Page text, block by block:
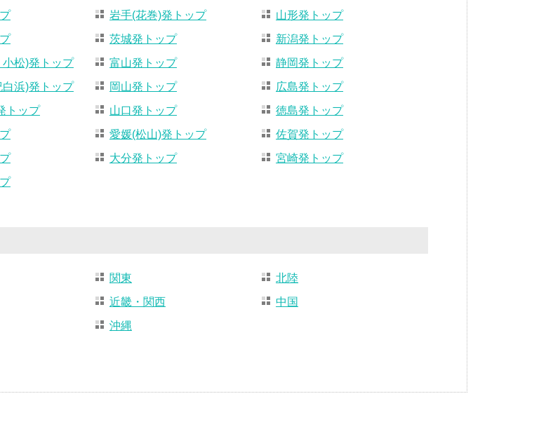
岩手(花巻)発トップ
山形発トップ
茨城発トップ
新潟発トップ
松)発トップ 富山発トップ
静岡発トップ
浜)発トップ 岡山発トップ
広島発トップ
トップ 山口発トップ
徳島発トップ
愛媛(松山)発トップ
佐賀発トップ
大分発トップ
宮崎発トップ
関東
北陸
近畿・関西
中国
沖縄